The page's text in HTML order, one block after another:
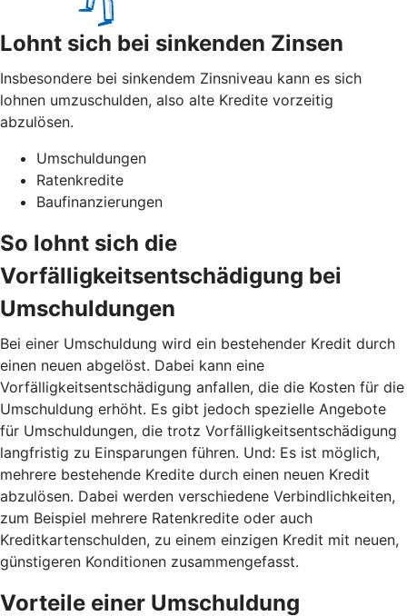
Lohnt sich bei sinkenden Zinsen
Insbesondere bei sinkendem Zinsniveau kann es sich
lohnen umzuschulden, also alte Kredite vorzeitig
abzulösen.
Umschuldungen
Ratenkredite
Baufinanzierungen
So lohnt sich die
Vorfälligkeitsentschädigung bei
Umschuldungen
Bei einer Umschuldung wird ein bestehender Kredit durch
einen neuen abgelöst. Dabei kann eine
Vorfälligkeitsentschädigung anfallen, die die Kosten für die
Umschuldung erhöht. Es gibt jedoch spezielle Angebote
für Umschuldungen, die trotz Vorfälligkeitsentschädigung
langfristig zu Einsparungen führen. Und: Es ist möglich,
mehrere bestehende Kredite durch einen neuen Kredit
abzulösen. Dabei werden verschiedene Verbindlichkeiten,
zum Beispiel mehrere Ratenkredite oder auch
Kreditkartenschulden, zu einem einzigen Kredit mit neuen,
günstigeren Konditionen zusammengefasst.
Vorteile einer Umschuldung